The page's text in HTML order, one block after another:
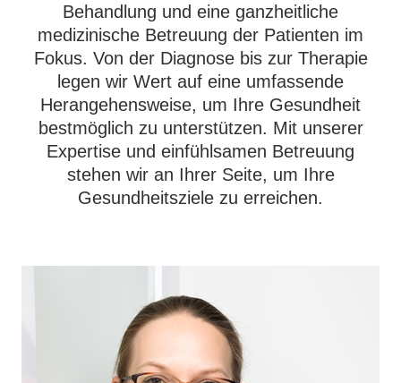
Notfall
Stellenangebote
Kontakt
Online-Termin
Behandlung und eine ganzheitliche
medizinische Betreuung der Patienten im
Fokus. Von der Diagnose bis zur Therapie
legen wir Wert auf eine umfassende
Herangehensweise, um Ihre Gesundheit
bestmöglich zu unterstützen. Mit unserer
Expertise und einfühlsamen Betreuung
stehen wir an Ihrer Seite, um Ihre
Gesundheitsziele zu erreichen.